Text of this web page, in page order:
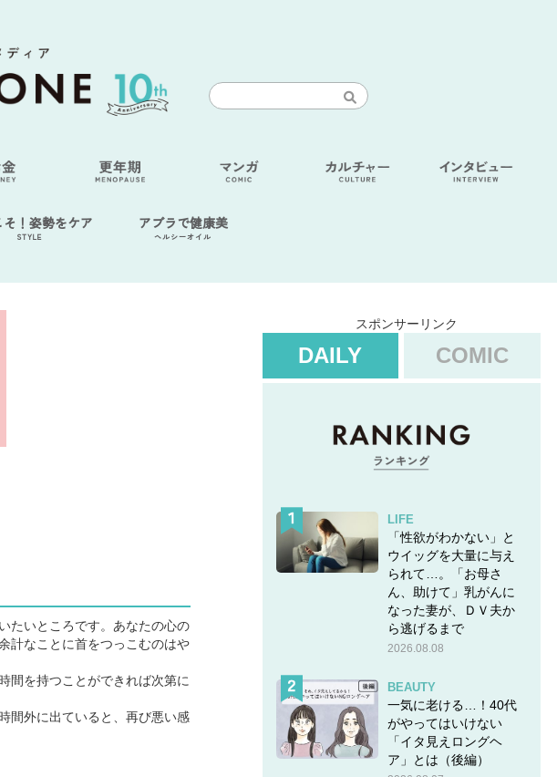
！姿勢をケア
STYLE
アブラで健康美
ヘルシーオイル
たいところです。あなたの心の
計なことに首をつっこむのはや
間を持つことができれば次第に
間外に出ていると、再び悪い感
スポンサーリンク
DAILY COMIC
LIFE
「性欲がわかない」と
ウイッグを大量に与え
られて…。「お母さ
ん、助けて」乳がんに
なった妻が、ＤＶ夫か
ら逃げるまで
2026.08.08
BEAUTY
一気に老ける…！40代
がやってはいけない
「イタ見えロングヘ
ア」とは（後編）